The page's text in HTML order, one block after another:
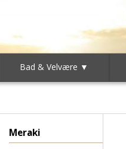
Bad & Velvære ▼
Meraki